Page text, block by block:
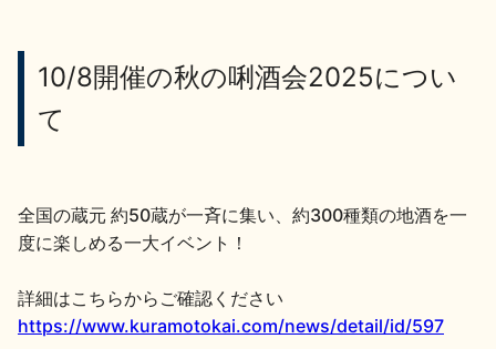
10/8開催の秋の唎酒会2025につい
て
全国の蔵元 約50蔵が一斉に集い、約300種類の地酒を一
度に楽しめる一大イベント！
詳細はこちらからご確認ください
https://www.kuramotokai.com/news/detail/id/597